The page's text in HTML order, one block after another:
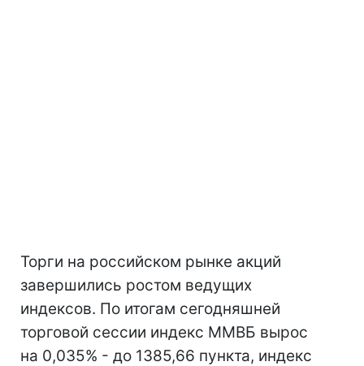
Торги на российском рынке акций
завершились ростом ведущих
индексов. По итогам сегодняшней
торговой сессии индекс ММВБ вырос
на 0,035% - до 1385,66 пункта, индекс